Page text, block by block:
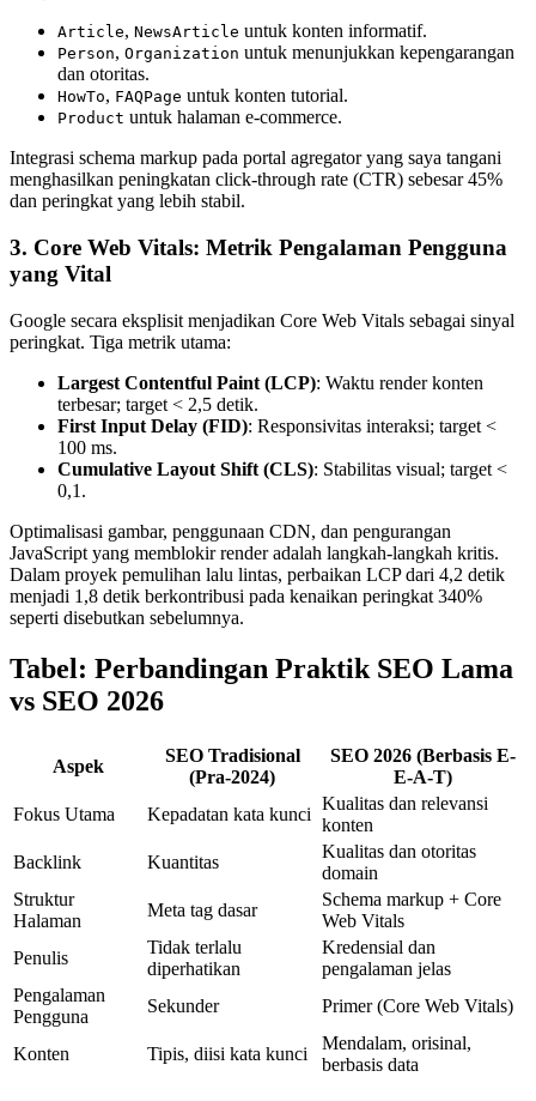
Article, NewsArticle untuk konten informatif.
Person, Organization untuk menunjukkan kepengarangan
dan otoritas.
HowTo, FAQPage untuk konten tutorial.
Product untuk halaman e-commerce.
Integrasi schema markup pada portal agregator yang saya tangani
menghasilkan peningkatan click-through rate (CTR) sebesar 45%
dan peringkat yang lebih stabil.
3. Core Web Vitals: Metrik Pengalaman Pengguna
yang Vital
Google secara eksplisit menjadikan Core Web Vitals sebagai sinyal
peringkat. Tiga metrik utama:
Largest Contentful Paint (LCP): Waktu render konten
terbesar; target < 2,5 detik.
First Input Delay (FID): Responsivitas interaksi; target <
100 ms.
Cumulative Layout Shift (CLS): Stabilitas visual; target <
0,1.
Optimalisasi gambar, penggunaan CDN, dan pengurangan
JavaScript yang memblokir render adalah langkah-langkah kritis.
Dalam proyek pemulihan lalu lintas, perbaikan LCP dari 4,2 detik
menjadi 1,8 detik berkontribusi pada kenaikan peringkat 340%
seperti disebutkan sebelumnya.
Tabel: Perbandingan Praktik SEO Lama
vs SEO 2026
Aspek
SEO Tradisional
(Pra-2024)
SEO 2026 (Berbasis E-
E-A-T)
Fokus Utama
Kepadatan kata kunci
Kualitas dan relevansi
konten
Backlink
Kuantitas
Kualitas dan otoritas
domain
Struktur
Halaman
Meta tag dasar
Schema markup + Core
Web Vitals
Penulis
Tidak terlalu
diperhatikan
Kredensial dan
pengalaman jelas
Pengalaman
Pengguna
Sekunder Primer (Core Web Vitals)
Konten Tipis, diisi kata kunci
Mendalam, orisinal,
berbasis data